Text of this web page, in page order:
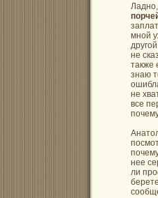
мной
не
также
знаю
не
все
нее
ли